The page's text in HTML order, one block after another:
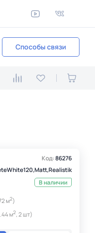
Способы связи
Код:86276
м2)
м2, 2 шт)
В наличии